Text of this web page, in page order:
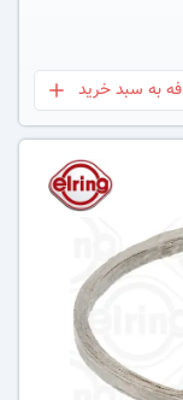
بعلاوه
به سبد خرید